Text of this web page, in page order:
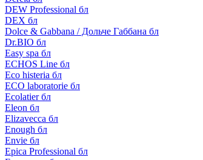
DEW Professional бл
DEX бл
Dolce & Gabbana / Дольче Габбана бл
Dr.BIO бл
Easy spa бл
ECHOS Line бл
Eco histeria бл
ECO laboratorie бл
Ecolatier бл
Eleon бл
Elizavecca бл
Enough бл
Envie бл
Epica Professional бл